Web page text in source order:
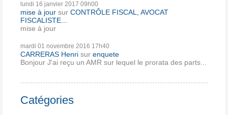
lundi 16 janvier 2017 09h00
mise à jour sur CONTRÔLE FISCAL, AVOCAT
FISCALISTE...
mise à jour
mardi 01 novembre 2016 17h40
CARRERAS Henri sur enquete
Bonjour J'ai reçu un AMR sur lequel le prorata des parts...
Catégories